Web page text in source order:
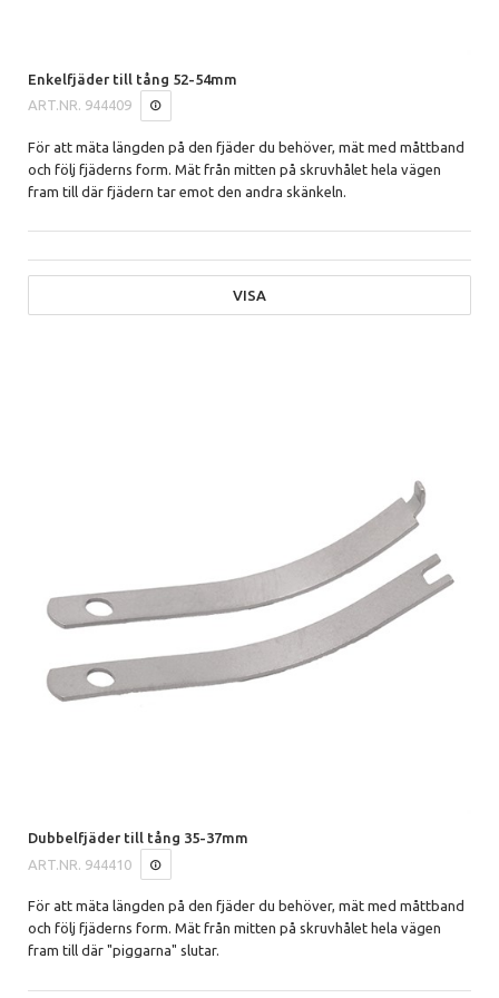
Enkelfjäder till tång 52-54mm
ART.NR. 944409
För att mäta längden på den fjäder du behöver, mät med måttband
och följ fjäderns form. Mät från mitten på skruvhålet hela vägen
fram till där fjädern tar emot den andra skänkeln.
VISA
Dubbelfjäder till tång 35-37mm
ART.NR. 944410
För att mäta längden på den fjäder du behöver, mät med måttband
och följ fjäderns form. Mät från mitten på skruvhålet hela vägen
fram till där "piggarna" slutar.